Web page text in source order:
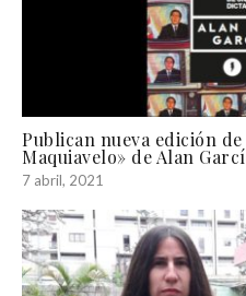
Publican nueva edición
Maquiavelo» de Alan
7 abril, 2021